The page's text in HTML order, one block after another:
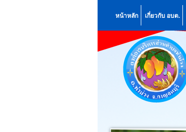
หน้าหลัก เกี่ยวกับ อบต.